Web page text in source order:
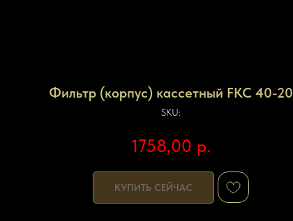
Фильтр (корпус) кассетный FKC 40-20
SKU:
1758,00 р.
КУПИТЬ СЕЙЧАС